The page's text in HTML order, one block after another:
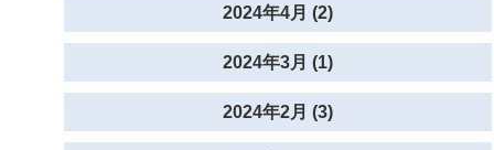
2024年4月 (2)
2024年3月 (1)
2024年2月 (3)